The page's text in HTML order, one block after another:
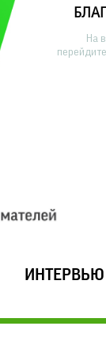
На
ИНТЕРВЬЮ